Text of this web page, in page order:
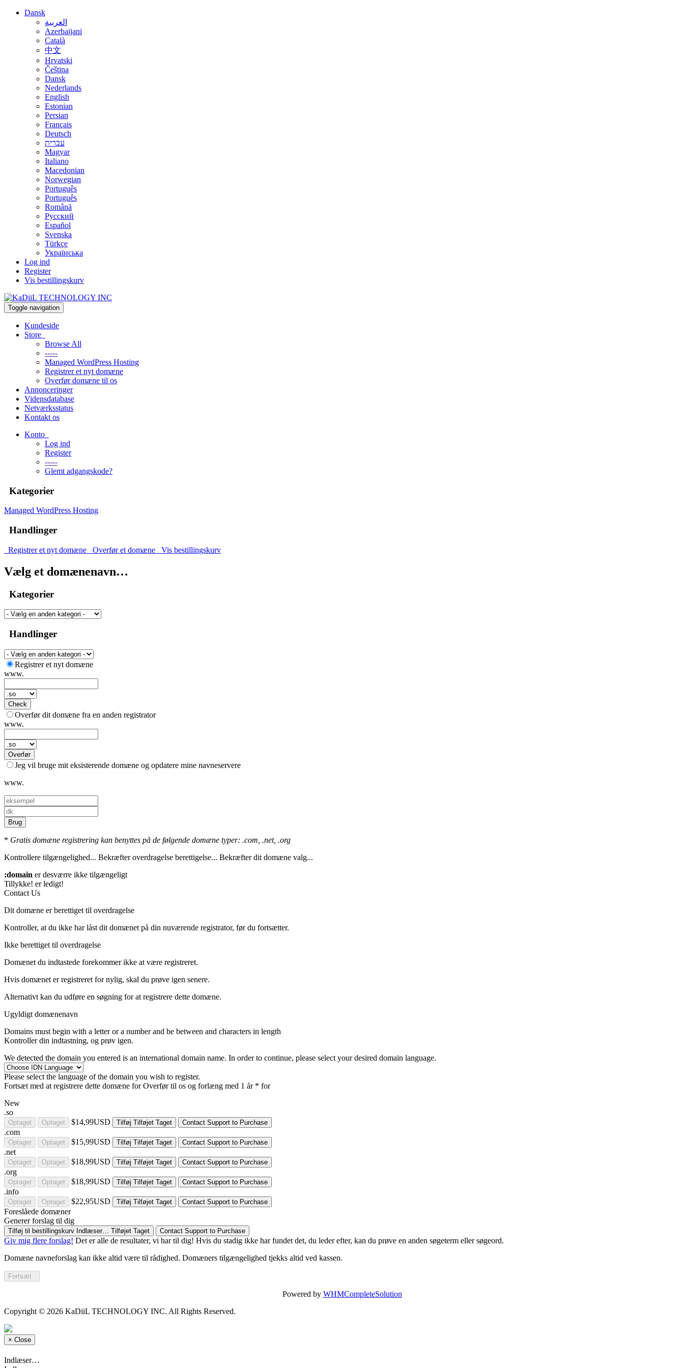
Dansk
العربية
Azerbaijani
Català
中文
Hrvatski
Čeština
Dansk
Nederlands
English
Estonian
Persian
Français
Deutsch
עברית
Magyar
Italiano
Macedonian
Norwegian
Português
Português
Română
Русский
Español
Svenska
Türkçe
Українська
Log ind
Register
Vis bestillingskurv
Toggle navigation
Kundeside
Store
Browse All
-----
Managed WordPress Hosting
Registrer et nyt domæne
Overfør domæne til os
Annonceringer
Vidensdatabase
Netværksstatus
Kontakt os
Konto
Log ind
Register
-----
Glemt adgangskode?
Kategorier
Managed WordPress Hosting
Handlinger
Registrer et nyt domæne Overfør et domæne Vis bestillingskurv
Vælg et domænenavn…
Kategorier
Handlinger
Registrer et nyt domæne
www.
Check
Overfør dit domæne fra en anden registrator
www.
Overfør
Jeg vil bruge mit eksisterende domæne og opdatere mine navneservere
www.
Brug
* Gratis domæne registrering kan benyttes på de følgende domæne typer: .com, .net, .org
Kontrollere tilgængelighed... Bekræfter overdragelse berettigelse... Bekræfter dit domæne valg...
:domain er desværre ikke tilgængeligt
Tillykke! er ledigt!
Contact Us
Dit domæne er berettiget til overdragelse
Kontroller, at du ikke har låst dit domænet på din nuværende registrator, før du fortsætter.
Ikke berettiget til overdragelse
Domænet du indtastede forekommer ikke at være registreret.
Hvis domænet er registreret for nylig, skal du prøve igen senere.
Alternativt kan du udføre en søgning for at registrere dette domæne.
Ugyldigt domænenavn
Domains must begin with a letter or a numberand be between and characters in length
Kontroller din indtastning, og prøv igen.
We detected the domain you entered is an international domain name. In order to continue, please select your desired domain language.
Please select the language of the domain you wish to register.
Fortsæt med at registrere dette domæne for Overfør til os og forlæng med 1 år * for
New
.so
Optaget Optaget $14,99USD Tilføj Tilføjet Taget Contact Support to Purchase
.com
Optaget Optaget $15,99USD Tilføj Tilføjet Taget Contact Support to Purchase
.net
Optaget Optaget $18,99USD Tilføj Tilføjet Taget Contact Support to Purchase
.org
Optaget Optaget $18,99USD Tilføj Tilføjet Taget Contact Support to Purchase
.info
Optaget Optaget $22,95USD Tilføj Tilføjet Taget Contact Support to Purchase
Foreslåede domæner
Generer forslag til dig
Tilføj til bestillingskurv Indlæser… Tilføjet Taget Contact Support to Purchase
Giv mig flere forslag! Det er alle de resultater, vi har til dig! Hvis du stadig ikke har fundet det, du leder efter, kan du prøve en anden søgeterm eller søgeord.
Domæne navneforslag kan ikke altid være til rådighed. Domæners tilgængelighed tjekks altid ved kassen.
Powered by WHMCompleteSolution
Copyright © 2026 KaDiiL TECHNOLOGY INC. All Rights Reserved.
× Close
Indlæser…